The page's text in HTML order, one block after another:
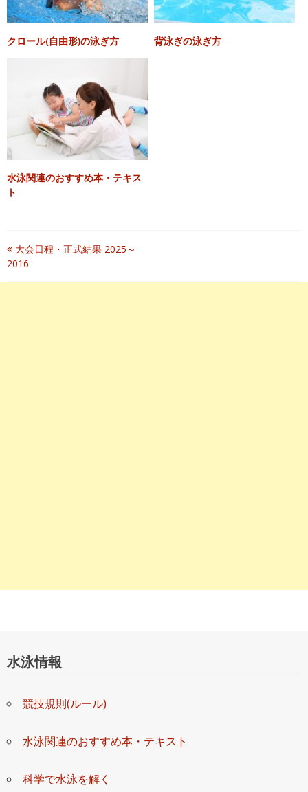
クロール(自由形)の泳ぎ方 背泳ぎの泳ぎ方
水泳関連のおすすめ本・テキス
ト
投
稿
大会日程・正式結果 2025～
2016
水泳情報
競技規則(ルール)
水泳関連のおすすめ本・テキスト
科学で水泳を解く